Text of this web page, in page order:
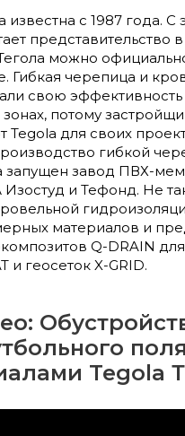
с 1987 года. С
представительство
можно
Гибкая черепица и
свою
потому
для своих
гибкой
запущен завод ПВХ-
и Тефонд. Не
материалов и
Q-DRAIN
и геосеток X-GRID.
поля
Tegola